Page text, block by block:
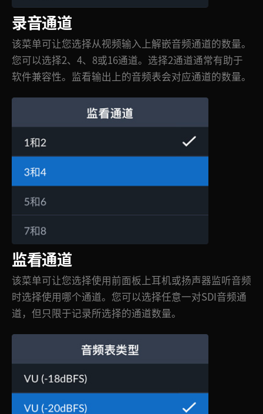
录音通道
该菜单可让您选择从视频输入上解嵌音频通道的数量。
您可以选择2、4、8或16通道。选择2通道通常有助于
软件兼容性。监看输出上的音频表会对应通道的数量。
监看通道
该菜单可让您选择使用前面板上耳机或扬声器监听音频
时选择使用哪个通道。您可以选择任意一对SDI音频通
道，但只限于记录所选择的通道数量。